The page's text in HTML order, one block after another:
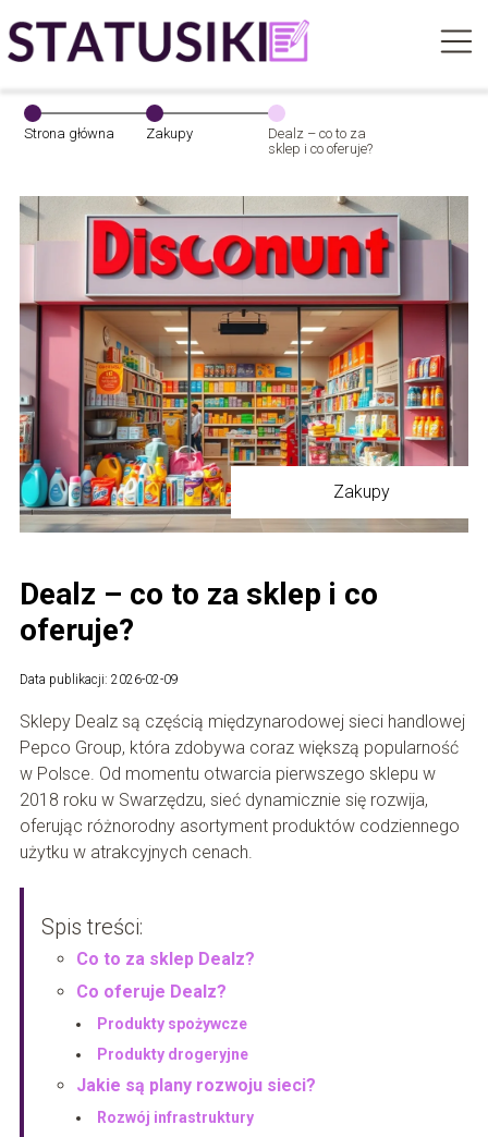
Strona główna Zakupy
Dealz – co to za
sklep i co oferuje?
Zakupy
Dealz – co to za sklep i co
oferuje?
Data publikacji: 2026-02-09
Sklepy Dealz są częścią międzynarodowej sieci handlowej
Pepco Group, która zdobywa coraz większą popularność
w Polsce. Od momentu otwarcia pierwszego sklepu w
2018 roku w Swarzędzu, sieć dynamicznie się rozwija,
oferując różnorodny asortyment produktów codziennego
użytku w atrakcyjnych cenach.
Spis treści:
Co to za sklep Dealz?
Co oferuje Dealz?
Produkty spożywcze
Produkty drogeryjne
Jakie są plany rozwoju sieci?
Rozwój infrastruktury